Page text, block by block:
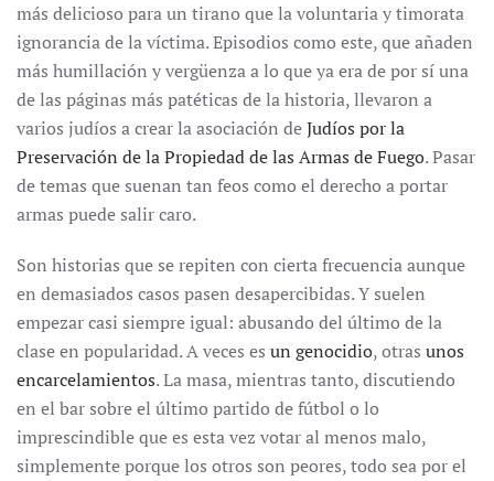
más delicioso para un tirano que la voluntaria y timorata
ignorancia de la víctima. Episodios como este, que añaden
más humillación y vergüenza a lo que ya era de por sí una
de las páginas más patéticas de la historia, llevaron a
varios judíos a crear la asociación deJudíos por la
Preservación de la Propiedad de las Armas de Fuego. Pasar
de temas que suenan tan feos como el derecho a portar
armas puede salir caro.
Son historias que se repiten con cierta frecuencia aunque
en demasiados casos pasen desapercibidas. Y suelen
empezar casi siempre igual: abusando del último de la
clase en popularidad. A veces es un genocidio, otras unos
encarcelamientos. La masa, mientras tanto, discutiendo
en el bar sobre el último partido de fútbol o lo
imprescindible que es esta vez votar al menos malo,
simplemente porque los otros son peores, todo sea por el